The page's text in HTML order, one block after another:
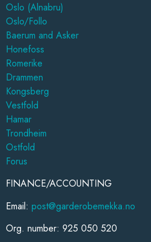
Oslo (Alnabru)
Oslo/Follo
Baerum and Asker
Honefoss
Romerike
Drammen
Kongsberg
Vestfold
Hamar
Trondheim
Ostfold
Forus
FINANCE/ACCOUNTING
Email: post@garderobemekka.no
Org. number: 925 050 520